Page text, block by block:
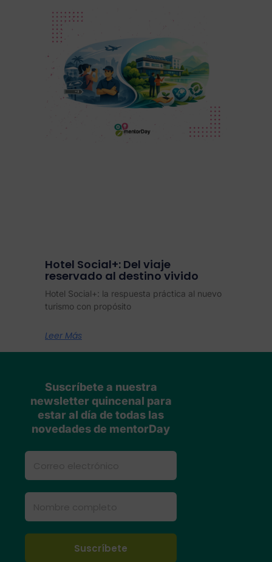
Hotel Social+: Del viaje
reservado al destino vivido
Hotel Social+: la respuesta práctica al nuevo
turismo con propósito
Leer Más
Suscríbete a nuestra
newsletter quincenal para
estar al día de todas las
novedades de mentorDay